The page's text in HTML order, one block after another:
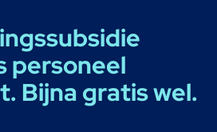
personeel
Bijna gratis wel.